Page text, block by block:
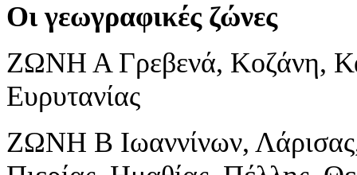
Οι γεωγραφικές ζώνες
ΖΩΝΗ Α Γρεβενά, Κοζάνη,
Ευρυτανίας
ΖΩΝΗ Β Ιωαννίνων,